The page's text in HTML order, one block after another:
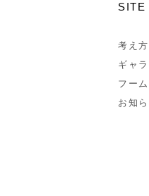
SITE
考え方
ギャ
フー
お知